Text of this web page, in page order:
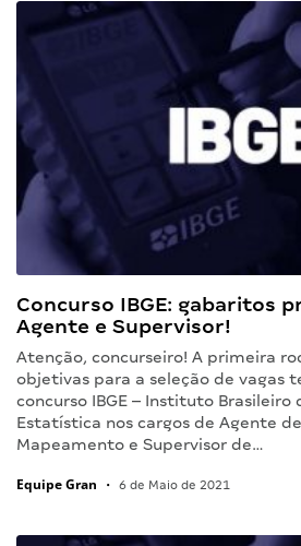
Concurso IBGE: gabaritos
Agente e Supervisor!
Atenção, concurseiro! A primeira
objetivas para a seleção de vagas
concurso IBGE – Instituto Brasileiro
Estatística nos cargos de Agente
Mapeamento e Supervisor de…
Equipe Gran • 6 de Maio de 2021